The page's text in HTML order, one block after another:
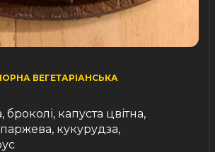
ВЕГЕТАРІАНСЬКА
капуста цвітна,
кукурудза,